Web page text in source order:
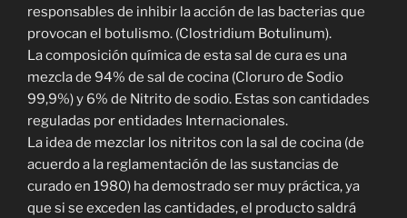
responsables de inhibir la acción de las bacterias que
provocan el botulismo. (Clostridium Botulinum).
La composición química de esta sal de cura es una
mezcla de 94% de sal de cocina (Cloruro de Sodio
99,9%) y 6% de Nitrito de sodio. Estas son cantidades
reguladas por entidades Internacionales.
La idea de mezclar los nitritos con la sal de cocina (de
acuerdo a la reglamentación de las sustancias de
curado en 1980) ha demostrado ser muy práctica, ya
que si se exceden las cantidades, el producto saldrá